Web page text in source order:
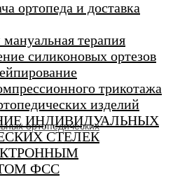
ортопеда и доставка
терапия
силиконовых ортезов
трикотажа
изделий
ИНДИВИДУАЛЬНЫХ
СТЕЛЕК
ФСС
ортопедических